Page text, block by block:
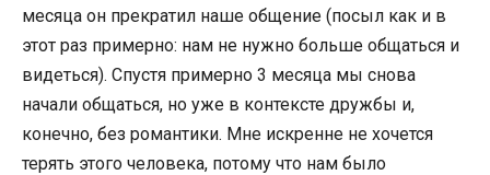
месяца он прекратил наше общение (посыл как и в
этот раз примерно: нам не нужно больше общаться и
видеться). Спустя примерно 3 месяца мы снова
начали общаться, но уже в контексте дружбы и,
конечно, без романтики. Мне искренне не хочется
терять этого человека, потому что нам было